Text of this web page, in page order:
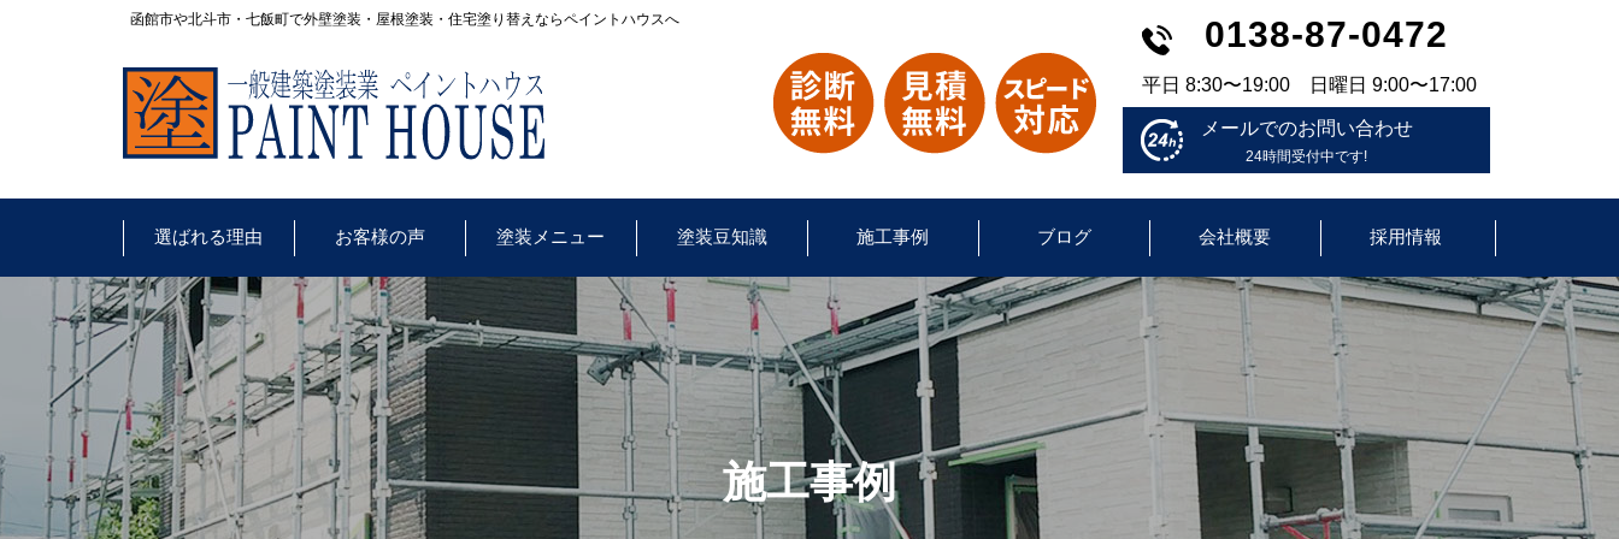
函館市や北斗市・七飯町で外壁塗装・屋根塗装・住宅塗り替えならペイントハウスへ 0138-87-0472
平日 8:30〜19:00 日曜日 9:00〜17:00
メールでのお問い合わせ
24時間受付中です!
選ばれる理由 お客様の声 塗装メニュー 塗装豆知識 施工事例 ブログ 会社概要 採用情報
施工事例